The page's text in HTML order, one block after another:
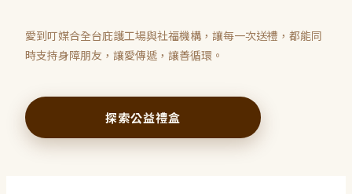
愛到叮媒合全台庇護工場與社福機構，讓每一次送禮，都能同
時支持身障朋友，讓愛傳遞，讓善循環。
探索公益禮盒